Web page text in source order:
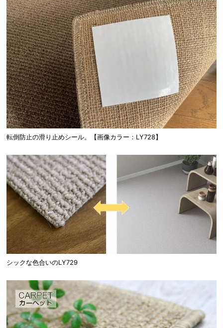
転倒防止の滑り止めシール。【画像カラー：LY728】
シックな色合いのLY729